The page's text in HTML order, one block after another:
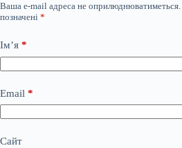
Ваша e-mail адреса не оприлюднюватиметься.
позначені *
Ім’я *
Email *
Сайт